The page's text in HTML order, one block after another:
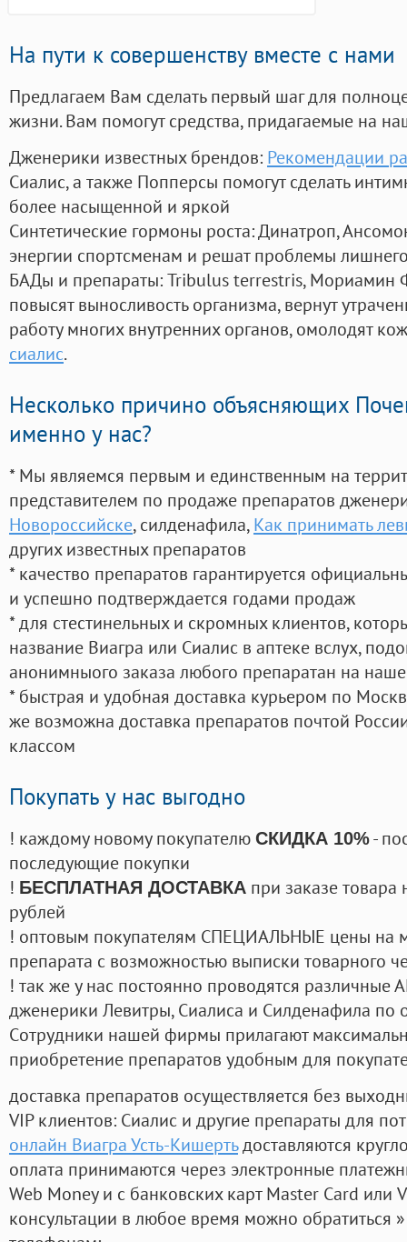
На пути к совершенству вместе с нами
Предлагаем Вам сделать первый шаг для
жизни. Вам помогут средства, придагаемые на
Дженерики известных брендов: Рекомендации
Сиалис, а также Попперсы помогут сделать
более насыщенной и яркой
Синтетические гормоны роста: Динатроп,
энергии спортсменам и решат проблемы
БАДы и препараты:Tribulus terrestris, Мориамин
повысят выносливость организма, вернут
работу многих внутренних органов, омолодят
сиалис.
Несколько причино объясняющих
именно у нас?
* Мы являемся первым и единственным на
представителем по продаже препаратов
Новороссийске, силденафила, Как принимать
других известных препаратов
* качество препаратов гарантируется
и успешно подтверждается годами продаж
* для стестинельных и скромных клиентов,
название Виагра или Сиалис в аптеке вслух,
анонимныого заказа любого препаратан на
* быстрая и удобная доставка курьером по
же возможна доставка препаратов почтой
классом
Покупать у нас выгодно
! каждому новому покупателю СКИДКА 10%-
последующие покупки
! БЕСПЛАТНАЯ ДОСТАВКА при заказе
рублей
! оптовым покупателям СПЕЦИАЛЬНЫЕ цены на
препарата с возможностью выписки товарного
! так же у нас постоянно проводятся
дженерики Левитры, Сиалиса и Силденафила по
Cотрудники нашей фирмы прилагают
приобретение препаратов удобным для
доставка препаратов осуществляется без
VIP клиентов: Сиалис и другие препараты для
онлайн Виагра Усть-Кишертьдоставляются
оплата принимаются через электронные
Web Money и с банковских карт Master Card или
консультации в любое время можно обратиться